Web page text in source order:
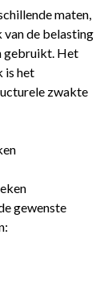
maten,
van de belasting
gebruikt. Het
is het
zwakte
gewenste